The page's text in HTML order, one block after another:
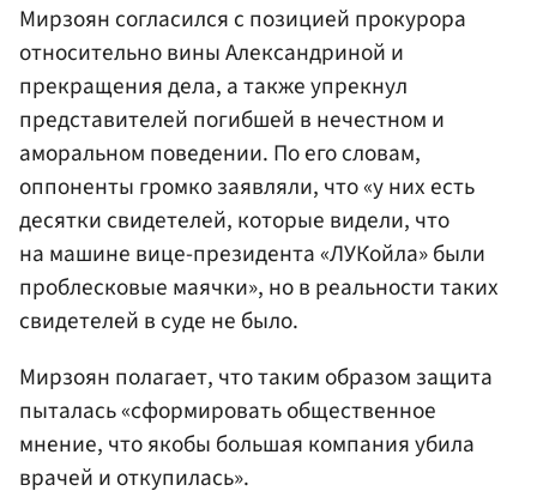
Мирзоян согласился с позицией прокурора
относительно вины Александриной и
прекращения дела, а также упрекнул
представителей погибшей в нечестном и
аморальном поведении. По его словам,
оппоненты громко заявляли, что «у них есть
десятки свидетелей, которые видели, что
на машине вице-президента «ЛУКойла» были
проблесковые маячки», но в реальности таких
свидетелей в суде не было.
Мирзоян полагает, что таким образом защита
пыталась «сформировать общественное
мнение, что якобы большая компания убила
врачей и откупилась».